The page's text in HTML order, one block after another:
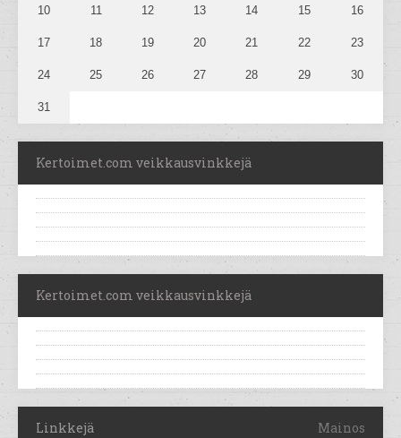
10 11 12 13 14 15 16
17 18 19 20 21 22 23
24 25 26 27 28 29 30
31
Kertoimet.com veikkausvinkkejä
Kertoimet.com veikkausvinkkejä
Linkkejä Mainos